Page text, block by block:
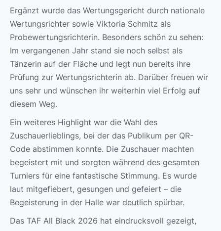
Ergänzt wurde das Wertungsgericht durch nationale
Wertungsrichter sowie Viktoria Schmitz als
Probewertungsrichterin. Besonders schön zu sehen:
Im vergangenen Jahr stand sie noch selbst als
Tänzerin auf der Fläche und legt nun bereits ihre
Prüfung zur Wertungsrichterin ab. Darüber freuen wir
uns sehr und wünschen ihr weiterhin viel Erfolg auf
diesem Weg.
Ein weiteres Highlight war die Wahl des
Zuschauerlieblings, bei der das Publikum per QR-
Code abstimmen konnte. Die Zuschauer machten
begeistert mit und sorgten während des gesamten
Turniers für eine fantastische Stimmung. Es wurde
laut mitgefiebert, gesungen und gefeiert – die
Begeisterung in der Halle war deutlich spürbar.
Das TAF All Black 2026 hat eindrucksvoll gezeigt,